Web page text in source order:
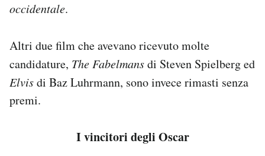
occidentale.
Altri due film che avevano ricevuto molte
candidature, The Fabelmansdi Steven Spielberg ed
Elvisdi Baz Luhrmann, sono invece rimasti senza
premi.
I vincitori degli Oscar